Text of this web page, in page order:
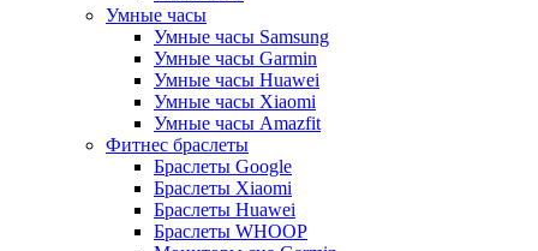
Умные часы
Умные часы Samsung
Умные часы Garmin
Умные часы Huawei
Умные часы Xiaomi
Умные часы Amazfit
Фитнес браслеты
Браслеты Google
Браслеты Xiaomi
Браслеты Huawei
Браслеты WHOOP